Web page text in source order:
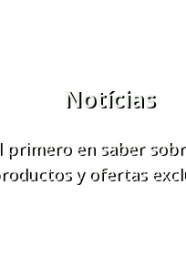
Notícias
primero en saber
y ofertas